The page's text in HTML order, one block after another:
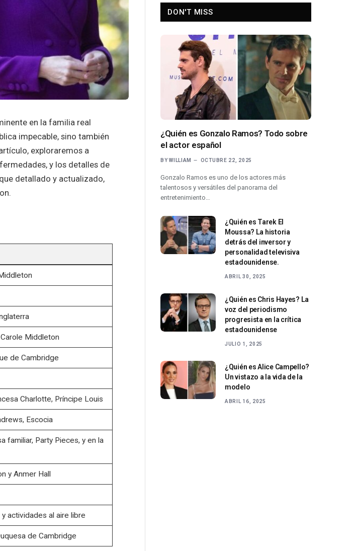
en la familia real
impecable, sino también
exploraremos a
y los detalles de
detallado y actualizado,
Middleton
de Cambridge
Charlotte, Príncipe Louis
Escocia
familiar, Party Pieces, y en la
y Anmer Hall
actividades al aire libre
de Cambridge
DON'T MISS
¿Quién es Gonzalo Ramos? Todo sobre
el actor español
BY WILLIAM OCTUBRE 22, 2025
Gonzalo Ramos es uno de los actores más
talentosos y versátiles del panorama del
entretenimiento…
¿Quién es Tarek El
Moussa? La historia
detrás del inversor y
personalidad televisiva
estadounidense.
ABRIL 30, 2025
¿Quién es Chris Hayes? La
voz del periodismo
progresista en la crítica
estadounidense
JULIO 1, 2025
¿Quién es Alice Campello?
Un vistazo a la vida de la
modelo
ABRIL 16, 2025